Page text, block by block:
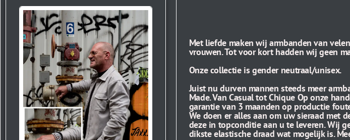
Met liefde maken wij armbanden van
vrouwen. Tot voor kort hadden wij geen
Onze collectie is gender neutraal/unisex.
Juist nu durven mannen steeds meer
Made. Van Casual tot Chique Op onze
garantie van 3 maanden op productie
We doen er alles aan om uw sieraad met
deze in topconditie aan u te leveren. Wij
dikste elastische draad wat mogelijk is.